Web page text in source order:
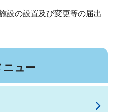
設の設置及び変更等の届出
ニュー